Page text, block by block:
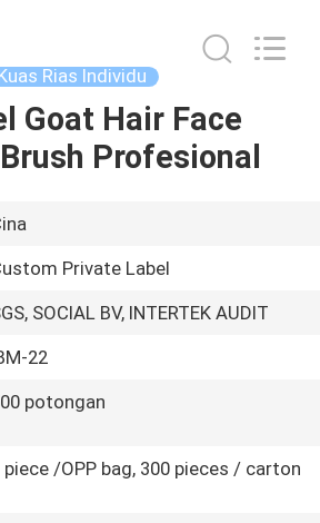
Rias Individu
Goat Hair Face
Profesional
Private Label
SOCIAL BV, INTERTEK AUDIT
22
potongan
piece /OPP bag, 300 pieces / carton